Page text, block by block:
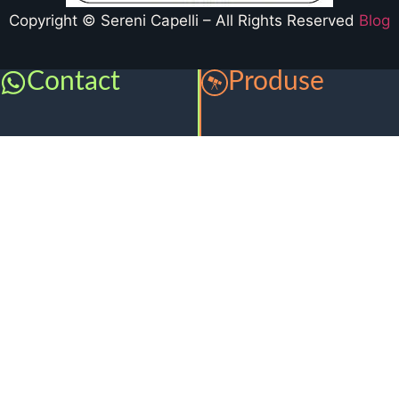
Copyright © Sereni Capelli – All Rights Reserved Blog
Contact Produse